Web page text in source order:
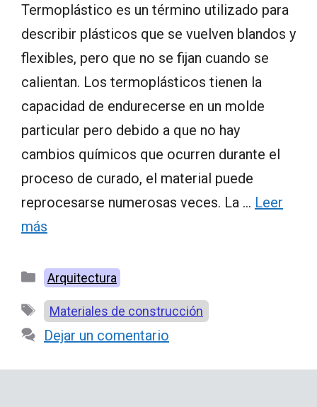
Termoplástico es un término utilizado para
describir plásticos que se vuelven blandos y
flexibles, pero que no se fijan cuando se
calientan. Los termoplásticos tienen la
capacidad de endurecerse en un molde
particular pero debido a que no hay
cambios químicos que ocurren durante el
proceso de curado, el material puede
reprocesarse numerosas veces. La … Leer
más
Categorías
Arquitectura
Etiquetas
Materiales de construcción
Dejar un comentario